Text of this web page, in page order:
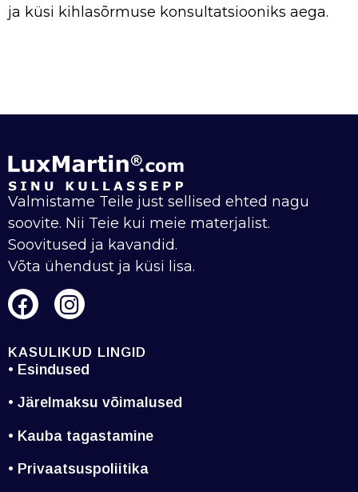
ja küsi kihlasõrmuse konsultatsiooniks aega.
Valmistame Teile just sellised ehted nagu
soovite. Nii Teie kui meie materjalist.
Soovitused ja kavandid.
Võta ühendust ja küsi lisa.
KASULIKUD LINGID
• Esindused
• Järelmaksu võimalused
• Kauba tagastamine
• Privaatsuspoliitika